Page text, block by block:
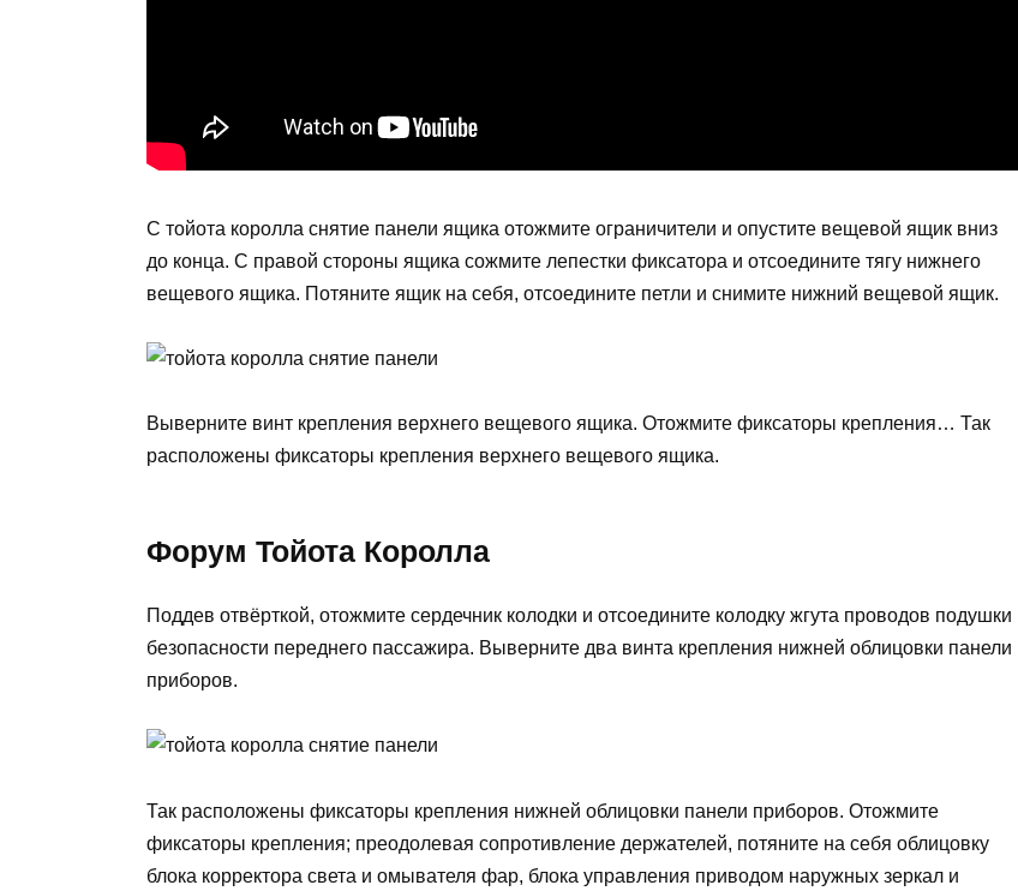
С тойота королла снятие панели ящика отожмите ограничители и опустите вещевой ящик вниз
до конца. С правой стороны ящика сожмите лепестки фиксатора и отсоедините тягу нижнего
вещевого ящика. Потяните ящик на себя, отсоедините петли и снимите нижний вещевой ящик.
Выверните винт крепления верхнего вещевого ящика. Отожмите фиксаторы крепления… Так
расположены фиксаторы крепления верхнего вещевого ящика.
Форум Тойота Королла
Поддев отвёрткой, отожмите сердечник колодки и отсоедините колодку жгута проводов подушки
безопасности переднего пассажира. Выверните два винта крепления нижней облицовки панели
приборов.
Так расположены фиксаторы крепления нижней облицовки панели приборов. Отожмите
фиксаторы крепления; преодолевая сопротивление держателей, потяните на себя облицовку
блока корректора света и омывателя фар, блока управления приводом наружных зеркал и